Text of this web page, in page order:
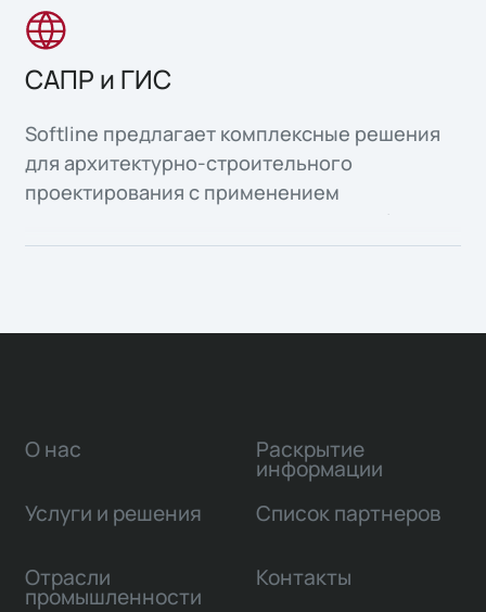
САПР и ГИС
Softline предлагает комплексные решения
для архитектурно-строительного
проектирования с применением
информационного моделирования объектов
капитального строительства, а также
деятельности.
О нас
Услуги и решения
Отрасли
промышленности
Раскрытие
информации
Список партнеров
Контакты